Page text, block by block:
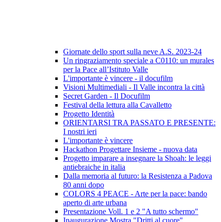
Giornate dello sport sulla neve A.S. 2023-24
Un ringraziamento speciale a C0110: un murales
per la Pace all’Istituto Valle
L'importante è vincere - il docufilm
Visioni Multimediali - Il Valle incontra la città
Secret Garden - Il Docufilm
Festival della lettura alla Cavalletto
Progetto Identità
ORIENTARSI TRA PASSATO E PRESENTE:
I nostri ieri
L'importante è vincere
Hackathon Progettare Insieme - nuova data
Progetto imparare a insegnare la Shoah: le leggi
antiebraiche in italia
Dalla memoria al futuro: la Resistenza a Padova
80 anni dopo
COLORS 4 PEACE - Arte per la pace: bando
aperto di arte urbana
Presentazione Voll. 1 e 2 "A tutto schermo"